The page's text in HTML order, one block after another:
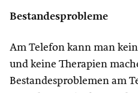
Bestandesprobleme
Am Telefon kann man
und keine Therapien
Bestandesproblemen am